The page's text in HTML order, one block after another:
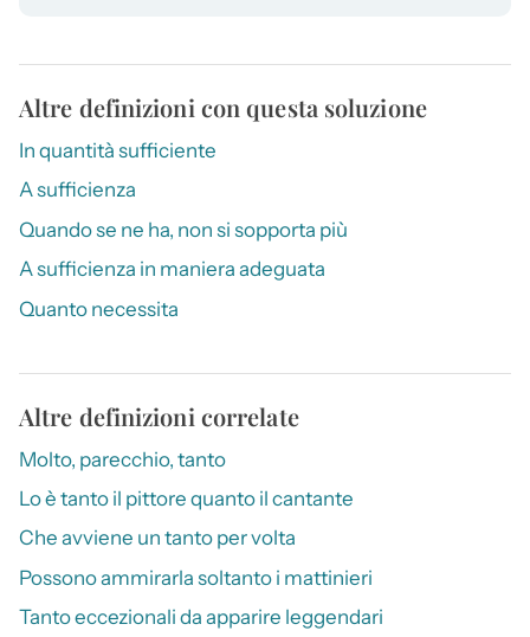
Altre definizioni con questa soluzione
In quantità sufficiente
A sufficienza
Quando se ne ha, non si sopporta più
A sufficienza in maniera adeguata
Quanto necessita
Altre definizioni correlate
Molto, parecchio, tanto
Lo è tanto il pittore quanto il cantante
Che avviene un tanto per volta
Possono ammirarla soltanto i mattinieri
Tanto eccezionali da apparire leggendari